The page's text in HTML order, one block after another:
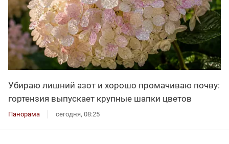
Убираю лишний азот и хорошо промачиваю почву:
гортензия выпускает крупные шапки цветов
Панорама сегодня, 08:25